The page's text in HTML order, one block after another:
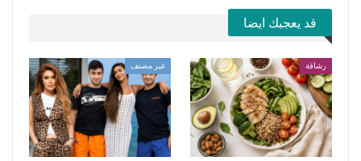
قد يعجبك ايضا
رشاقة غير مصنف